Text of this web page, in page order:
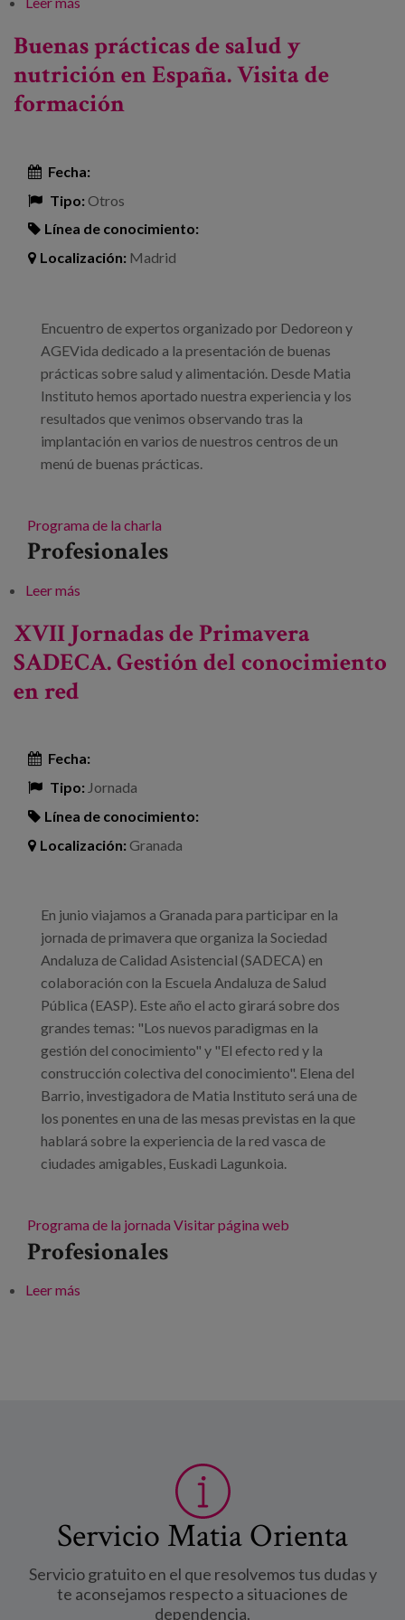
Buenas prácticas de salud y
nutrición en España. Visita de
formación
Fecha:
Tipo:Otros
Línea de conocimiento:
Localización: Madrid
Encuentro de expertos organizado por Dedoreon y
AGEVida dedicado a la presentación de buenas
prácticas sobre salud y alimentación. Desde Matia
Instituto hemos aportado nuestra experiencia y los
resultados que venimos observando tras la
implantación en varios de nuestros centros de un
menú de buenas prácticas.
Programa de la charla
Profesionales
Leer más
XVII Jornadas de Primavera
SADECA. Gestión del conocimiento
en red
Fecha:
Tipo: Jornada
Línea de conocimiento:
Localización:Granada
En junio viajamos a Granada para participar en la
jornada de primavera que organiza la Sociedad
Andaluza de Calidad Asistencial (SADECA) en
colaboración con la Escuela Andaluza de Salud
Pública (EASP). Este año el acto girará sobre dos
grandes temas: "Los nuevos paradigmas en la
gestión del conocimiento" y "El efecto red y la
construcción colectiva del conocimiento". Elena del
Barrio, investigadora de Matia Instituto será una de
los ponentes en una de las mesas previstas en la que
hablará sobre la experiencia de la red vasca de
ciudades amigables, Euskadi Lagunkoia.
Programa de la jornada Visitar página web
Profesionales
Leer más
Servicio Matia Orienta
Servicio gratuito en el que resolvemos tus dudas y
te aconsejamos respecto a situaciones de
dependencia.